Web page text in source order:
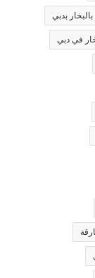
بدبي
في دبي